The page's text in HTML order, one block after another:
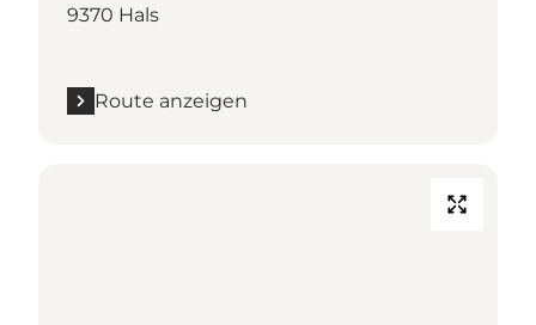
9370 Hals
Route anzeigen